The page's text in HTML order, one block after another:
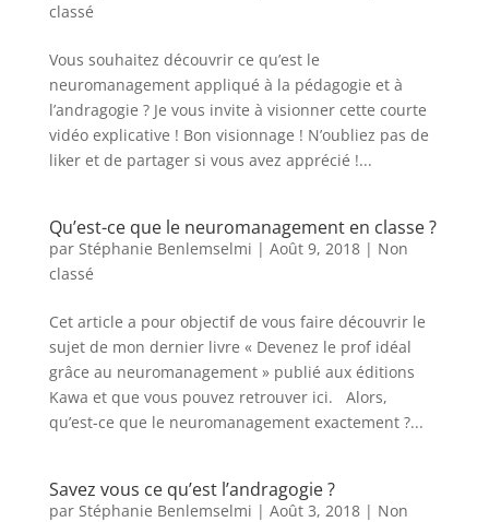
classé
Vous souhaitez découvrir ce qu’est le
neuromanagement appliqué à la pédagogie et à
l’andragogie ? Je vous invite à visionner cette courte
vidéo explicative ! Bon visionnage ! N’oubliez pas de
liker et de partager si vous avez apprécié !...
Qu’est-ce que le neuromanagement en classe ?
par Stéphanie Benlemselmi | Août 9, 2018| Non
classé
Cet article a pour objectif de vous faire découvrir le
sujet de mon dernier livre « Devenez le prof idéal
grâce au neuromanagement » publié aux éditions
Kawa et que vous pouvez retrouver ici. Alors,
qu’est-ce que le neuromanagement exactement ?...
Savez vous ce qu’est l’andragogie ?
par Stéphanie Benlemselmi | Août 3, 2018| Non